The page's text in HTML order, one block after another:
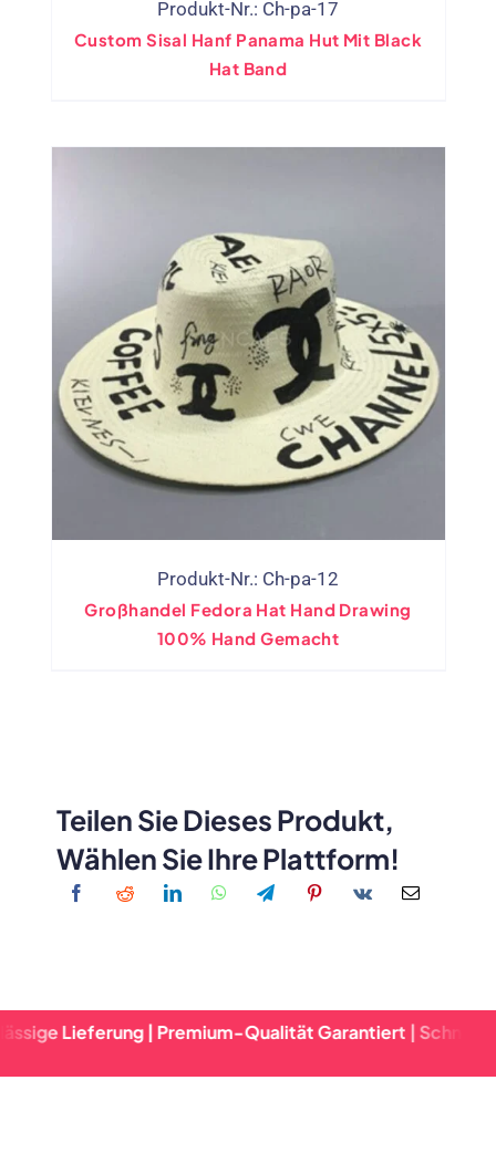
Produkt-Nr.: Ch-pa-17
Custom Sisal Hanf Panama Hut Mit Black
Hat Band
Produkt-Nr.: Ch-pa-12
Großhandel Fedora Hat Hand Drawing
100% Hand Gemacht
Teilen Sie Dieses Produkt,
Wählen Sie Ihre Plattform!
| Premium-Qualität Garantiert | Schnelle